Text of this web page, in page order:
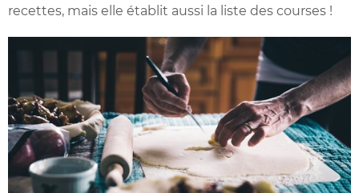
recettes, mais elle établit aussi la liste des courses !